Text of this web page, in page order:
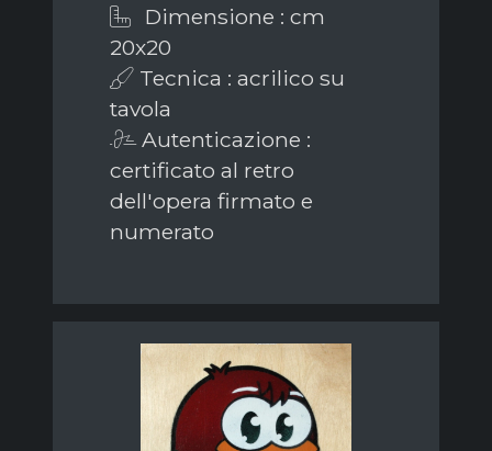
Dimensione : cm
20x20
Tecnica : acrilico su
tavola
Autenticazione :
certificato al retro
dell'opera firmato e
numerato